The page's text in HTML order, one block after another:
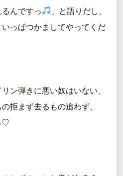
んですっ
」と語りだし、
っぱつかましてやってくだ
ン弾きに悪い奴はいない、
拒まず去るもの追わず、
♡